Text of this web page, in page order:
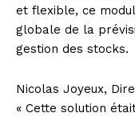
et flexible, ce
globale de la
gestion des stocks.
Nicolas Joyeux,
« Cette solution